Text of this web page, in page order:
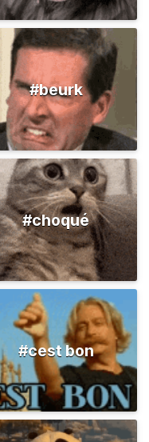
#beurk
#choqué
#cest bon